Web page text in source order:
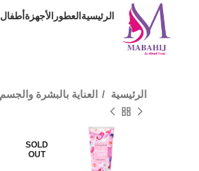
الرئيسيةالعطور الأجهزةأطفال
الرئيسية العناية بالبشرة والجسم
SOLD
OUT